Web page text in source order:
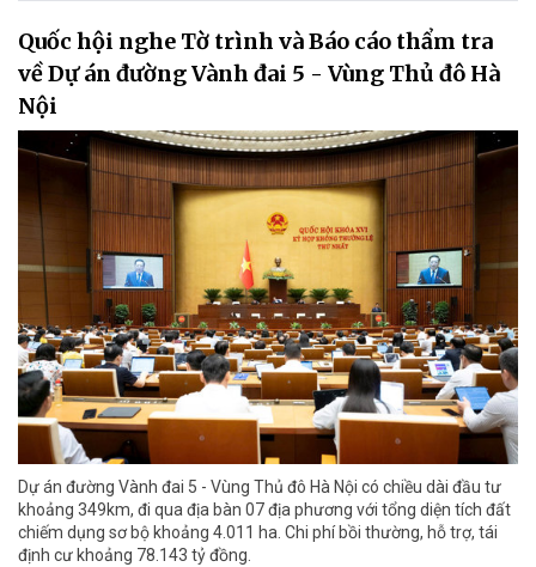
Quốc hội nghe Tờ trình và Báo cáo thẩm tra
về Dự án đường Vành đai 5 - Vùng Thủ đô Hà
Nội
Dự án đường Vành đai 5 - Vùng Thủ đô Hà Nội có chiều dài đầu tư
khoảng 349km, đi qua địa bàn 07 địa phương với tổng diện tích đất
chiếm dụng sơ bộ khoảng 4.011 ha. Chi phí bồi thường, hỗ trợ, tái
định cư khoảng 78.143 tỷ đồng.